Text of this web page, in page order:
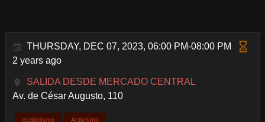
THURSDAY, DEC 07, 2023, 06:00 PM-08:00 PM
2 years ago
SALIDA DESDE MERCADO CENTRAL
Av. de César Augusto, 110
ecologismo Activismo